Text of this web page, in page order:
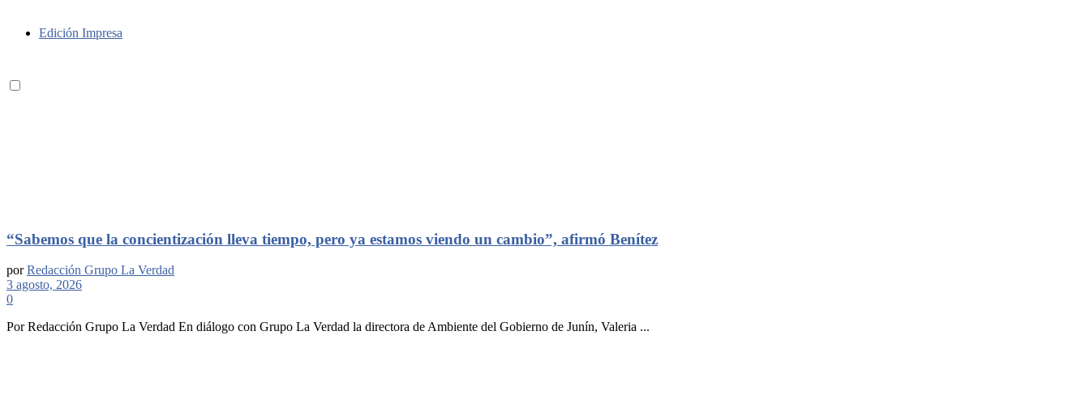
Edición Impresa
“Sabemos que la concientización lleva tiempo, pero ya estamos viendo un cambio”, afirmó Benítez
por Redacción Grupo La Verdad
3 agosto, 2026
0
Por Redacción Grupo La Verdad En diálogo con Grupo La Verdad la directora de Ambiente del Gobierno de Junín, Valeria ...